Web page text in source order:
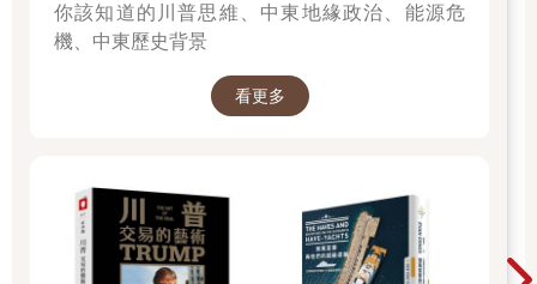
你該知道的川普思維、中東地緣政治、能源危
機、中東歷史背景
看更多